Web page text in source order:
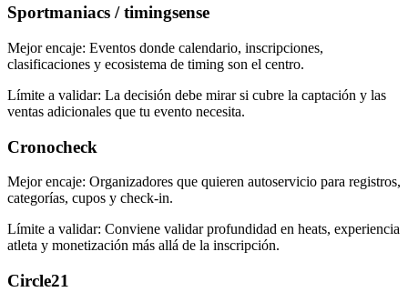
Sportmaniacs / timingsense
Mejor encaje: Eventos donde calendario, inscripciones,
clasificaciones y ecosistema de timing son el centro.
Límite a validar: La decisión debe mirar si cubre la captación y las
ventas adicionales que tu evento necesita.
Cronocheck
Mejor encaje: Organizadores que quieren autoservicio para registros,
categorías, cupos y check-in.
Límite a validar: Conviene validar profundidad en heats, experiencia
atleta y monetización más allá de la inscripción.
Circle21